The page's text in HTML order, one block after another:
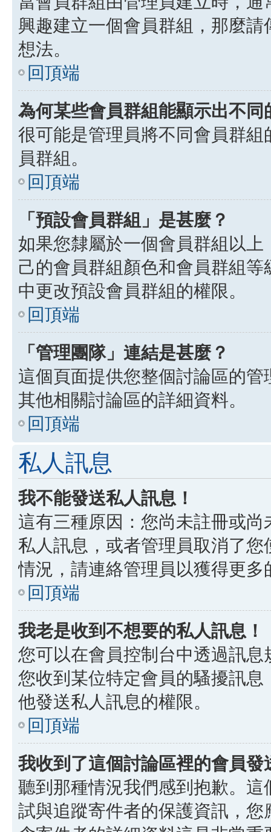
興趣建立一個會員群組，那麼
想法。
回頂端
為何某些會員群組能顯示出不同
很可能是管理員將不同會員群
員群組。
回頂端
「預設會員群組」是甚麼？
如果您隸屬於一個會員群組以
己的會員群組顏色和會員群組
中更改預設會員群組的權限。
回頂端
「管理團隊」連結是甚麼？
這個頁面提供您整個討論區的
其他相關討論區的詳細資料。
回頂端
私人訊息
我不能發送私人訊息！
這有三種原因：您尚未註冊或
私人訊息，或者管理員取消了
情況，請連絡管理員以獲得更多
回頂端
我老是收到不想要的私人訊息！
您可以在會員控制台中透過訊
您收到某位特定會員的騷擾訊
他發送私人訊息的權限。
回頂端
我收到了這個討論區裡的會員
聽到那種情況我們感到抱歉。
試與追蹤寄件者的保護資訊，